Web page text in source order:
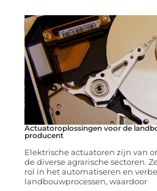
Actuatoroplossingen voor de
producent
Elektrische actuatoren zijn van
de diverse agrarische sectoren.
rol in het automatiseren en
landbouwprocessen, waardoor